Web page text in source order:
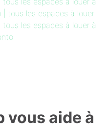
| tous les espaces à louer
les espaces à louer à
vous aide à